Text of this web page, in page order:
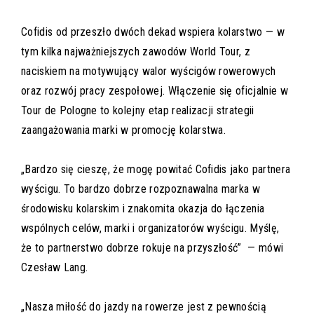
Cofidis od przeszło dwóch dekad wspiera kolarstwo — w
tym kilka najważniejszych zawodów World Tour, z
naciskiem na motywujący walor wyścigów rowerowych
oraz rozwój pracy zespołowej. Włączenie się oficjalnie w
Tour de Pologne to kolejny etap realizacji strategii
zaangażowania marki w promocję kolarstwa.
„Bardzo się cieszę, że mogę powitać Cofidis jako partnera
wyścigu. To bardzo dobrze rozpoznawalna marka w
środowisku kolarskim i znakomita okazja do łączenia
wspólnych celów, marki i organizatorów wyścigu. Myślę,
że to partnerstwo dobrze rokuje na przyszłość” — mówi
Czesław Lang.
„Nasza miłość do jazdy na rowerze jest z pewnością